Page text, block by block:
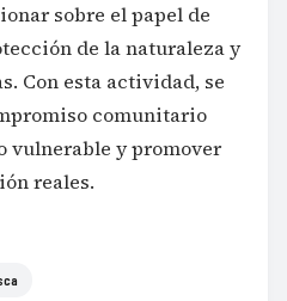
sobre el papel de
de la naturaleza y
Con esta actividad, se
comunitario
vulnerable y promover
reales.